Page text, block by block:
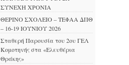
ΣΥΝΕΧΗ ΧΡΟΝΙΑ
ΘΕΡΙΝΟ ΣΧΟΛΕΙΟ – ΤΕΦΑΑ ΔΠΘ
– 16-19 ΙΟΥΝΙΟΥ 2026
Σταθερή Παρουσία του 2ου ΓΕΛ
Κομοτηνής στα «Ελευθέρια
Θράκης»